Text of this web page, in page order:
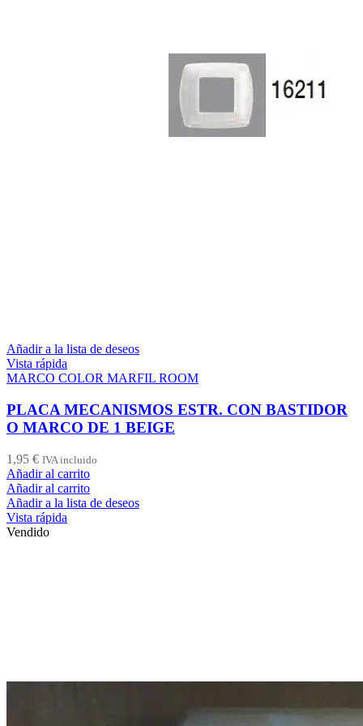
Añadir a la lista de deseos
Vista rápida
MARCO COLOR MARFIL ROOM
PLACA MECANISMOS ESTR. CON BASTIDOR
O MARCO DE 1 BEIGE
1,95 € IVA incluido
Añadir al carrito
Añadir al carrito
Añadir a la lista de deseos
Vista rápida
Vendido